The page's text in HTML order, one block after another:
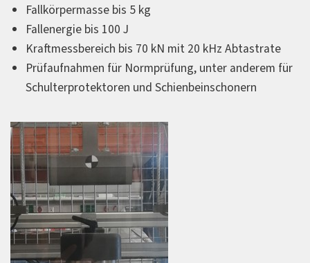
Fallkörpermasse bis 5 kg
Fallenergie bis 100 J
Kraftmessbereich bis 70 kN mit 20 kHz Abtastrate
Prüfaufnahmen für Normprüfung, unter anderem für
Schulterprotektoren und Schienbeinschonern